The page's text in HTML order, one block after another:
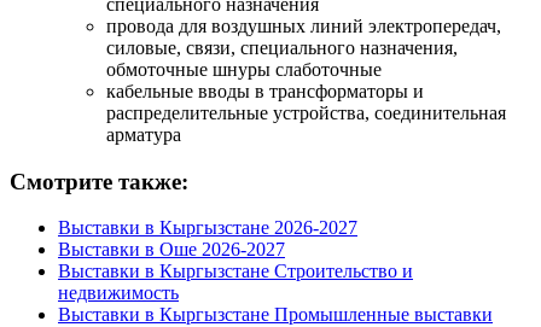
провода для воздушных линий электропередач,
силовые, связи, специального назначения,
обмоточные шнуры слаботочные
кабельные вводы в трансформаторы и
распределительные устройства, соединительная
арматура
Смотрите также:
Выставки в Кыргызстане 2026-2027
Выставки в Оше 2026-2027
Выставки в Кыргызстане Строительство и
недвижимость
Выставки в Кыргызстане Промышленные выставки